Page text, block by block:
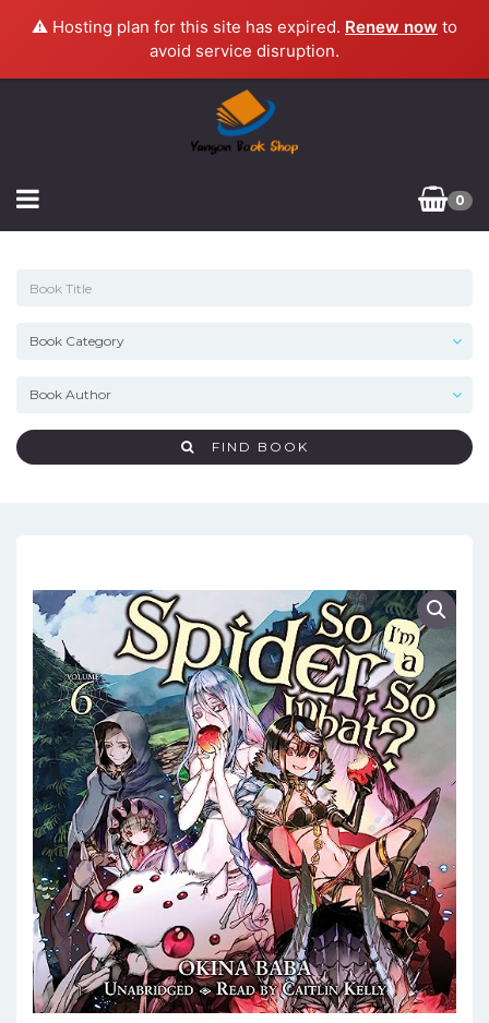
⚠️ Hosting plan for this site has expired. Renew now to
avoid service disruption.
0
FIND BOOK